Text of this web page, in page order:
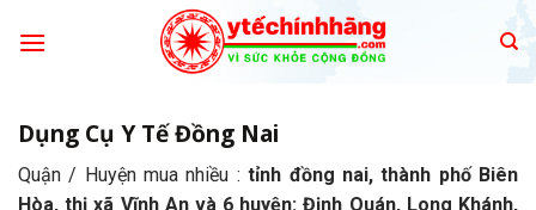
Dụng Cụ Y Tế Đồng Nai
Quận / Huyện mua nhiều :tỉnh đồng nai, thành phố Biên
Hòa, thị xã Vĩnh An và 6 huyện: Định Quán, Long Khánh,